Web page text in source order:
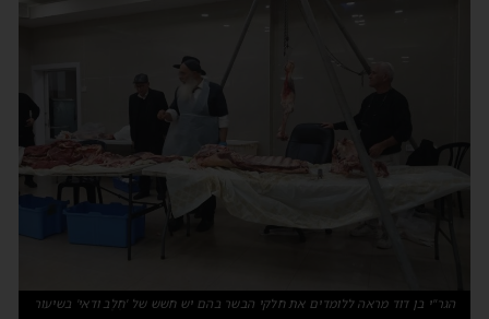
הגר"י בן דוד מראה ללומדים את חלקי הבשר בהם יש חשש של 'חֵלֶב ודאי' בשיעור